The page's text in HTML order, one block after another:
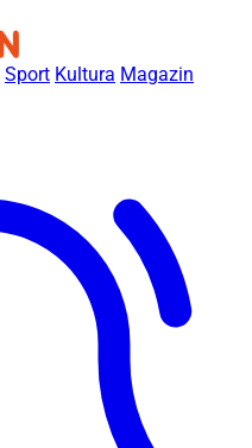
Sport Kultura Magazin